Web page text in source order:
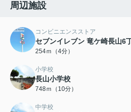
周辺施設
コンビニエンスストア
セブンイレブン 竜ケ崎長山6
254ｍ（4分）
小学校
長山小学校
748ｍ（10分）
中学校